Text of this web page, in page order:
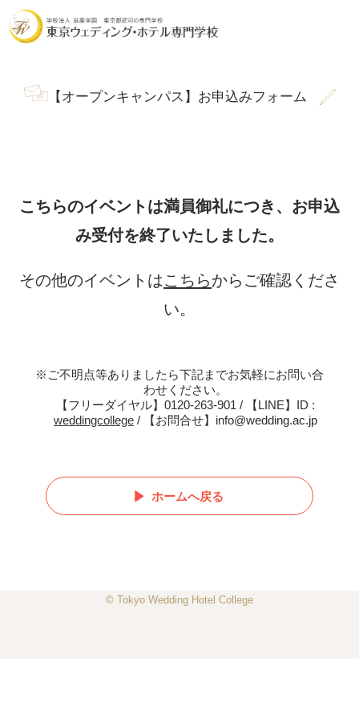
【オープンキャンパス】お申込みフォーム
こちらのイベントは満員御礼につき、 お申込
み受付を終了いたしました。
その他のイベントはこちらからご確認くださ
い。
※ご不明点等ありましたら下記までお気軽にお問い合
わせください。
【フリーダイヤル】0120-263-901 / 【LINE】ID :
weddingcollege/ 【お問合せ】info@wedding.ac.jp
ホームへ戻る
© Tokyo Wedding Hotel College